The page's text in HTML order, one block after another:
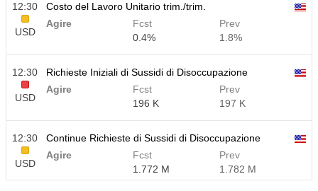
12:30
USD
Costo del Lavoro Unitario trim./trim.
Agire
Fcst
0.4%
Prev
1.8%
12:30
USD
Richieste Iniziali di Sussidi di Disoccupazione
Agire
Fcst
196 K
Prev
197 K
12:30
USD
Continue Richieste di Sussidi di Disoccupazione
Agire
Fcst
1.772 M
Prev
1.782 M